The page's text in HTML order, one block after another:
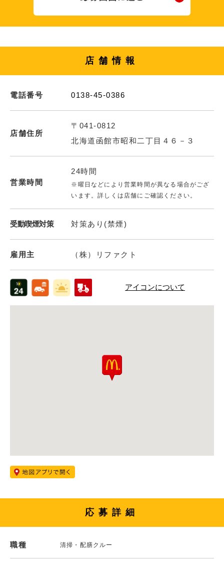
店舗情報
電話番号 0138-45-0386
店舗住所
〒041-0812
北海道函館市昭和二丁目４６－３
営業時間
24時間
※曜日などにより営業時間が異なる場合がござ
います。詳しくは店舗にご確認ください。
受動喫煙対策 対策あり(禁煙)
雇用主 （株）リファクト
アイコンについて
応募詳細
職種 清掃・配膳クルー